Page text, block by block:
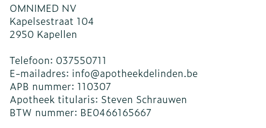
OMNIMED NV
Kapelsestraat 104
2950 Kapellen
Telefoon: 037550711
E-mailadres: info@apotheekdelinden.be
APB nummer: 110307
Apotheek titularis: Steven Schrauwen
BTW nummer: BE0466165667